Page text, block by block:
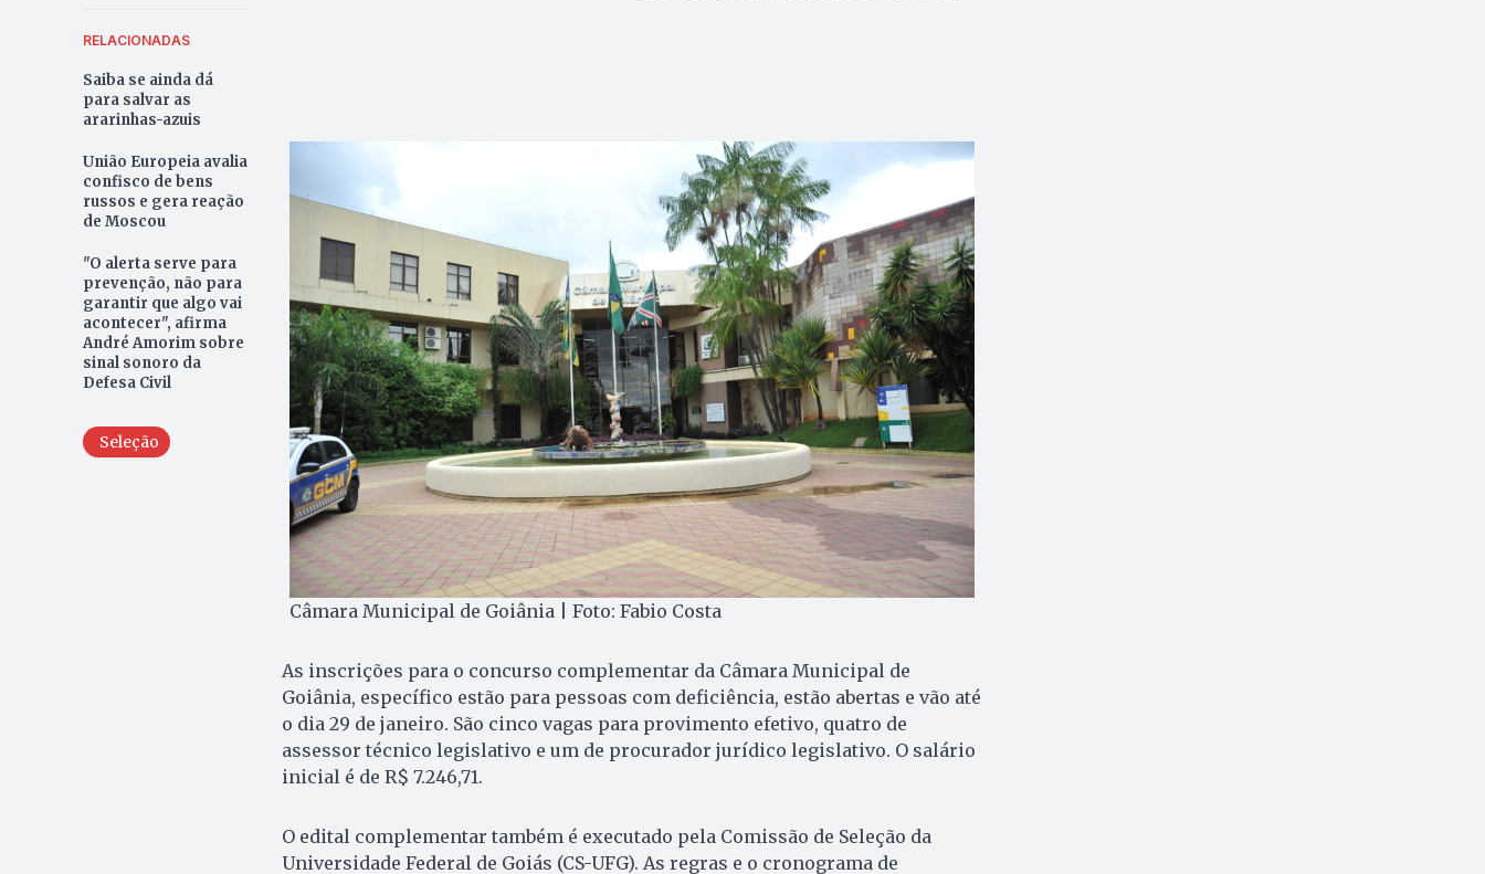
RELACIONADAS
Saiba se ainda dá
para salvar as
ararinhas-azuis
União Europeia avalia
confisco de bens
russos e gera reação
de Moscou
"O alerta serve para
prevenção, não para
garantir que algo vai
acontecer", afirma
André Amorim sobre
sinal sonoro da
Defesa Civil
Seleção
Câmara Municipal de Goiânia | Foto: Fabio Costa
As inscrições para o concurso complementar da Câmara Municipal de
Goiânia, específico estão para pessoas com deficiência, estão abertas e vão até
o dia 29 de janeiro. São cinco vagas para provimento efetivo, quatro de
assessor técnico legislativo e um de procurador jurídico legislativo. O salário
inicial é de R$ 7.246,71.
O edital complementar também é executado pela Comissão de Seleção da
Universidade Federal de Goiás (CS-UFG). As regras e o cronograma de